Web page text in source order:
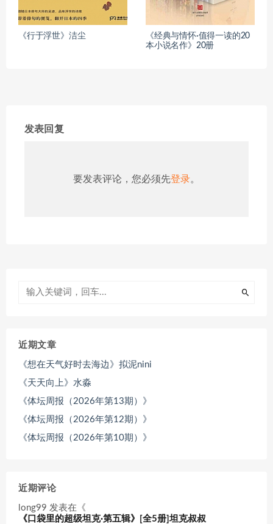
《行于浮世》洁尘
《经典与情怀·值得一读的20
本小说名作》20册
发表回复
要发表评论，您必须先登录。
近期文章
《想在天气好时去海边》拟泥nini
《天天向上》水淼
《体坛周报（2026年第13期）》
《体坛周报（2026年第12期）》
《体坛周报（2026年第10期）》
近期评论
long99 发表在《
《口袋里的超级坦克·第五辑》[全5册]坦克叔叔